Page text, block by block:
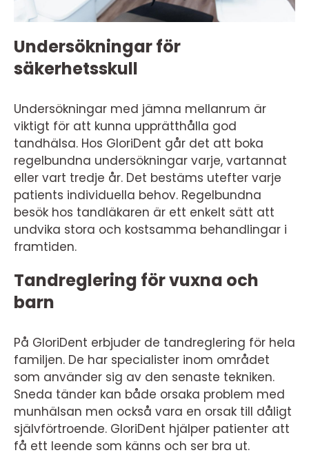
Undersökningar för
säkerhetsskull
Undersökningar med jämna mellanrum är
viktigt för att kunna upprätthålla god
tandhälsa. Hos GloriDent går det att boka
regelbundna undersökningar varje, vartannat
eller vart tredje år. Det bestäms utefter varje
patients individuella behov. Regelbundna
besök hos tandläkaren är ett enkelt sätt att
undvika stora och kostsamma behandlingar i
framtiden.
Tandreglering för vuxna och
barn
På GloriDent erbjuder de tandreglering för hela
familjen. De har specialister inom området
som använder sig av den senaste tekniken.
Sneda tänder kan både orsaka problem med
munhälsan men också vara en orsak till dåligt
självförtroende. GloriDent hjälper patienter att
få ett leende som känns och ser bra ut.